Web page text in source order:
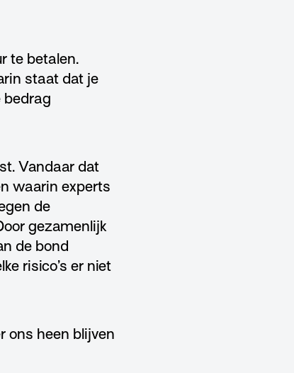
te betalen.
staat dat je
bedrag
Vandaar dat
waarin experts
de
gezamenlijk
de bond
risico’s er niet
ons heen blijven